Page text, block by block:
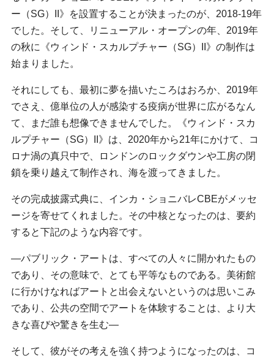
ー（SG）II》を設置することが決まったのが、2018‐19年
でした。そして、リニューアル・オープンの年、2019年
の秋に《ウィンド・スカルプチャー（SG）II》の制作は
始まりました。
それにしても、最初に夢を描いたころはおろか、2019年
でさえ、億単位の人が感染する疫病が世界に広がるなん
て、まだ誰も想像できませんでした。《ウィンド・スカ
ルプチャー（SG）II》は、2020年から21年にかけて、コ
ロナ渦の真只中で、ロンドンのロックダウンや工房の閉
鎖を乗り越えて制作され、海を渡ってきました。
その完成披露式典に、インカ・ショニバレCBEがメッセ
ージを寄せてくれました。その中核となったのは、要約
すると下記のような内容です。
―パブリック・アートは、すべての人々に開かれたもの
であり、その意味で、とても平等なものである。美術館
に行かけなればアートと出会えないというのは思いこみ
であり、公共の空間でアートを体験することは、より大
きな喜びや驚きを生む―
そして、彼がその考えを強く持つようになったのは、コ